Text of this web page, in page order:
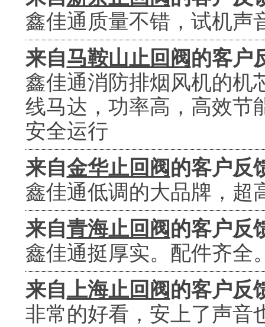
鑫佳通质量不错，试机声
来自马鞍山止回阀的客户
鑫佳通消防排烟风机的机
线马达，功率高，高效节
安全运行
来自金华止回阀的客户反
鑫佳通低调的大品牌，超
来自青海止回阀的客户反
鑫佳通挺厚实。配件齐全
来自上海止回阀的客户反
非常的好看，安上了声音